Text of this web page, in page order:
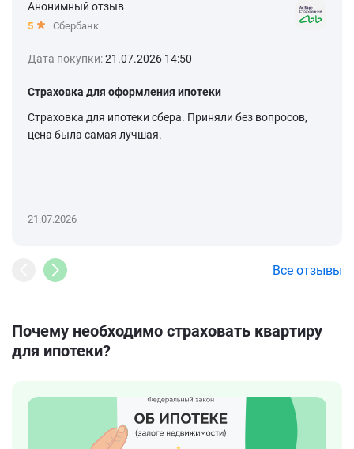
Анонимный отзыв
5 Сбербанк
Дата покупки:21.07.2026 14:50
Страховка для оформления ипотеки
Страховка для ипотеки сбера. Приняли без вопросов,
цена была самая лучшая.
21.07.2026
Все отзывы
Почему необходимо страховать квартиру
для ипотеки?